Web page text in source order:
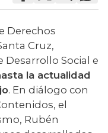
Derechos
Cruz,
Social e
la actualidad
. En diálogo con
el
Rubén